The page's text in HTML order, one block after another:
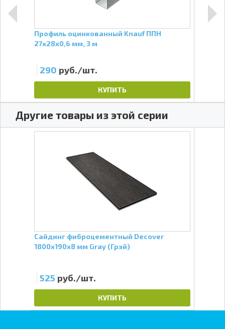
Профиль оцинкованный Knauf ППН
27х28х0,6 мм, 3 м
290 руб./шт.
КУПИТЬ
Другие товары из этой серии
Сайдинг фиброцементный Decover
1800х190х8 мм Gray (Грэй)
525 руб./шт.
КУПИТЬ